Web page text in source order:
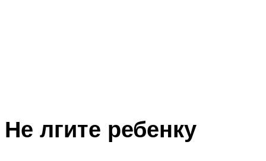
Не лгите ребенку